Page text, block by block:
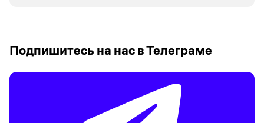
Подпишитесь на нас в Телеграме